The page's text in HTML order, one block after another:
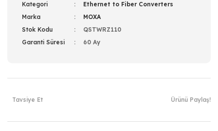
Kategori
Ethernet to Fiber Converters
Marka
MOXA
Stok Kodu
QSTWRZ110
Garanti Süresi
60 Ay
Tavsiye Et Ürünü Paylaş!